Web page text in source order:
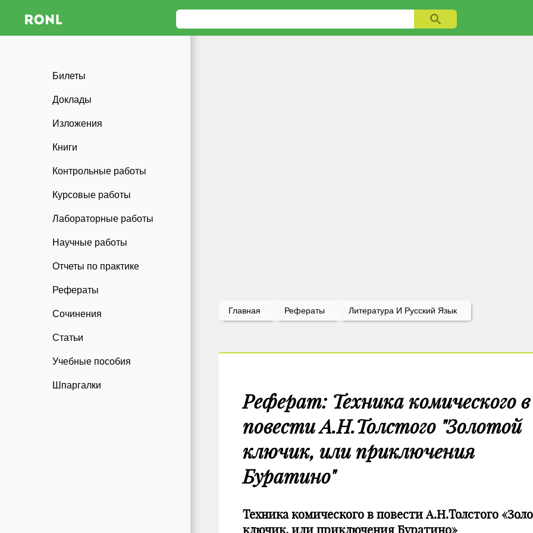
Билеты
Доклады
Изложения
Книги
Контрольные работы
Курсовые работы
Лабораторные работы
Научные работы
Отчеты по практике
Рефераты
Сочинения
Статьи
Учебные пособия
Шпаргалки
Главная Рефераты Литература И Русский Язык
Реферат: Техника комического в
повести А.Н.Толстого "Золотой
ключик, или приключения
Буратино"
Техника комического в повести А.Н.Толстого
ключик, или приключения Буратино»